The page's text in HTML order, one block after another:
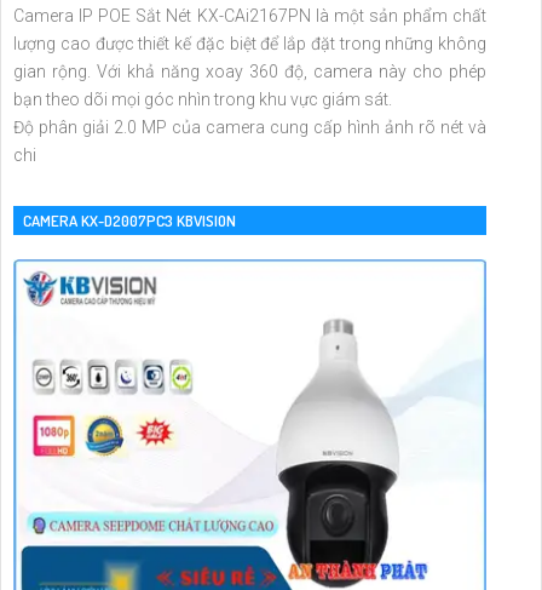
Camera IP POE Sắt Nét KX-CAi2167PN là một sản phẩm chất
lượng cao được thiết kế đặc biệt để lắp đặt trong những không
gian rộng. Với khả năng xoay 360 độ, camera này cho phép
bạn theo dõi mọi góc nhìn trong khu vực giám sát.
Độ phân giải 2.0 MP của camera cung cấp hình ảnh rõ nét và
chi
CAMERA KX-D2007PC3 KBVISION